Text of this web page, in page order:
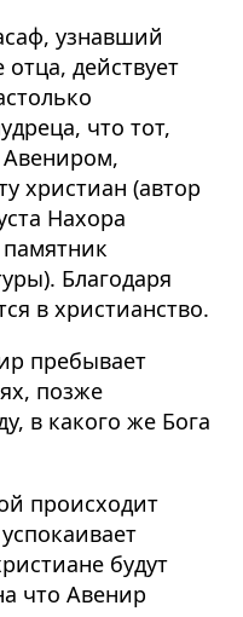
узнавший
действует
что тот,
Авениром,
христиан (автор
Нахора
Благодаря
в христианство.
пребывает
позже
в какого же Бога
происходит
будут
что Авенир